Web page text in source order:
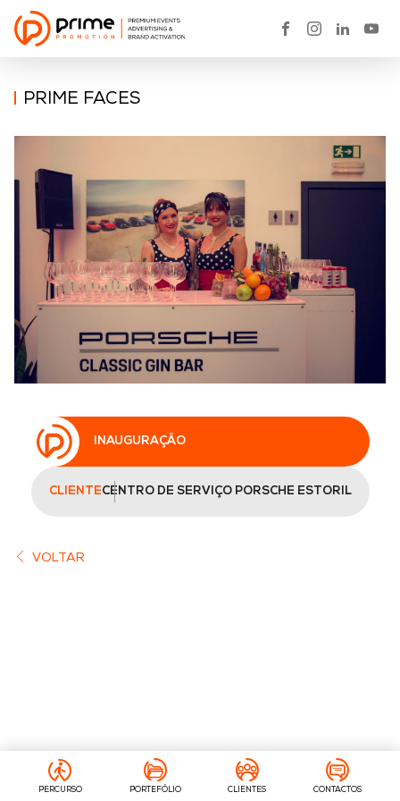
PRIME FACES
INAUGURAÇÃO
CLIENTECENTRO DE SERVIÇO PORSCHE ESTORIL
VOLTAR
PERCURSO PORTEFÓLIO CLIENTES CONTACTOS